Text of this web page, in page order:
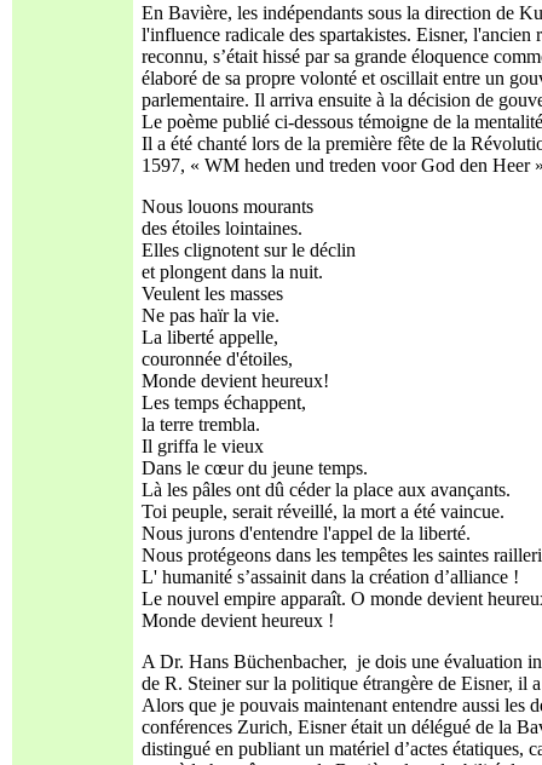
En Bavière, les indépendants sous la direction de
l'influence radicale des spartakistes. Eisner,
reconnu, s’était hissé par sa grande éloquence
élaboré de sa propre volonté et oscillait entre un
parlementaire. Il arriva ensuite à la décision de
Le poème publié ci-dessous témoigne de la
Il a été chanté lors de la première fête de la
1597, « WM heden und treden voor God den Heer
Nous louons mourants
des étoiles lointaines.
Elles clignotent sur le déclin
et plongent dans la nuit.
Veulent les masses
Ne pas haïr la vie.
La liberté appelle,
couronnée d'étoiles,
Monde devient heureux!
Les temps échappent,
la terre trembla.
Il griffa le vieux
Dans le cœur du jeune temps.
Là les pâles ont dû céder la place aux avançants.
Toi peuple, serait réveillé, la mort a été vaincue.
Nous jurons d'entendre l'appel de la liberté.
Nous protégeons dans les tempêtes les saintes
L' humanité s’assainit dans la création d’alliance !
Le nouvel empire apparaît. O monde devient
Monde devient heureux !
A Dr. Hans Büchenbacher, je dois une évaluation
de R. Steiner sur la politique étrangère de Eisner, il
Alors que je pouvais maintenant entendre aussi les
conférences Zurich, Eisner était un délégué de la
distingué en publiant un matériel d’actes étatiques,